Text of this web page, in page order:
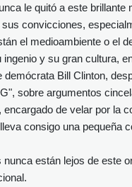
le quitó a este
convicciones,
el medioambiente o el
y su gran cultura,
demócrata Bill Clinton,
sobre argumentos
encargado de velar por la
consigo una pequeña
nunca están lejos de este